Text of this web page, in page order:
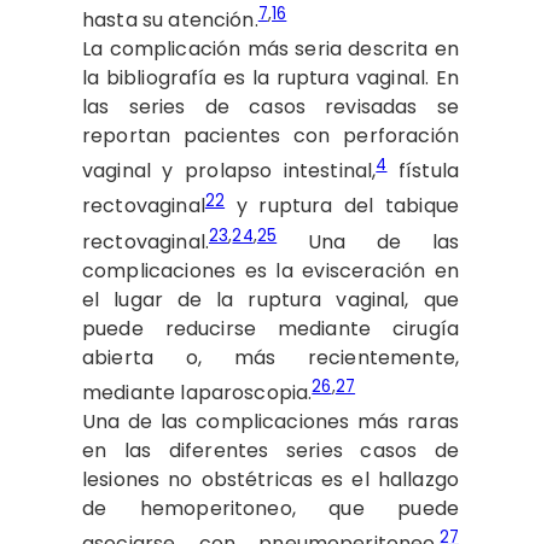
hasta su atención.7,16
La complicación más seria descrita en
la bibliografía es la ruptura vaginal. En
las series de casos revisadas se
reportan pacientes con perforación
vaginal y prolapso intestinal,4fístula
rectovaginal22y ruptura del tabique
rectovaginal.23,24,25
Una de las
complicaciones es la evisceración en
el lugar de la ruptura vaginal, que
puede reducirse mediante cirugía
abierta o, más recientemente,
mediante laparoscopia.26,27
Una de las complicaciones más raras
en las diferentes series casos de
lesiones no obstétricas es el hallazgo
de hemoperitoneo, que puede
27